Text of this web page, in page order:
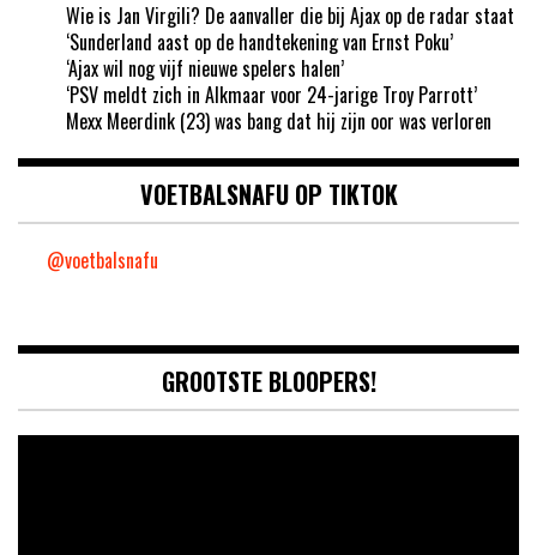
Wie is Jan Virgili? De aanvaller die bij Ajax op de radar staat
‘Sunderland aast op de handtekening van Ernst Poku’
‘Ajax wil nog vijf nieuwe spelers halen’
‘PSV meldt zich in Alkmaar voor 24-jarige Troy Parrott’
Mexx Meerdink (23) was bang dat hij zijn oor was verloren
VOETBALSNAFU OP TIKTOK
@voetbalsnafu
GROOTSTE BLOOPERS!